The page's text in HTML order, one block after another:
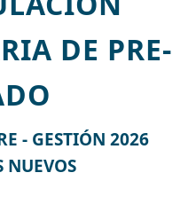
DE PRE-
- GESTIÓN 2026
NUEVOS